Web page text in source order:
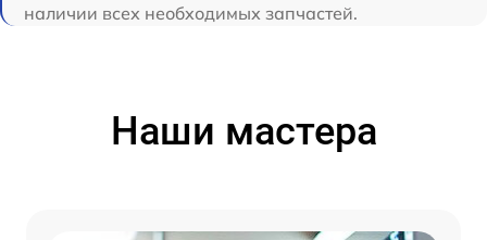
наличии всех необходимых запчастей.
Наши мастера